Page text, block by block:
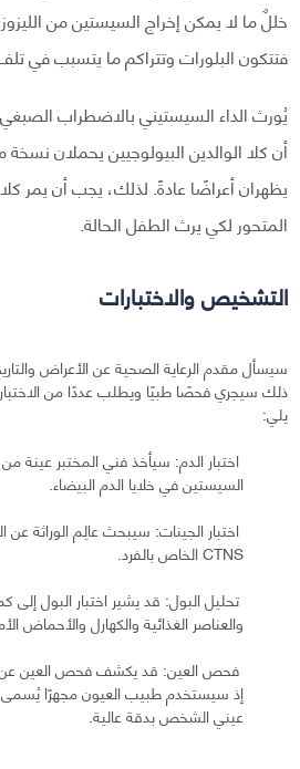
خللٌ ما لا يمكن إخراج السيستين من
فتتكون البلورات وتتراكم ما يتسبب في
يُورث الداء السيستيني بالاضطراب
أن كلا الوالدين البيولوجيين يحملان نسخة
يظهران أعراضًا عادةً. لذلك، يجب أن يمر
المتحور لكي يرث الطفل الحالة.
التشخيص والاختبارات
سيسأل مقدم الرعاية الصحية عن الأعراض
ذلك سيجري فحصًا طبيًا ويطلب عددًا من
يلي:
اختبار الدم: سيأخذ فني المختبر
السيستين في خلايا الدم البيضاء.
اختبار الجينات: سيبحث عالِم الوراثة
CTNS الخاص بالفرد.
تحليل البول: قد يشير اختبار البول إلى
والعناصر الغذائية والكهارل والأحماض
فحص العين: قد يكشف فحص العين عن
إذ سيستخدم طبيب العيون مجهرًا يُسمى
عيني الشخص بدقة عالية.